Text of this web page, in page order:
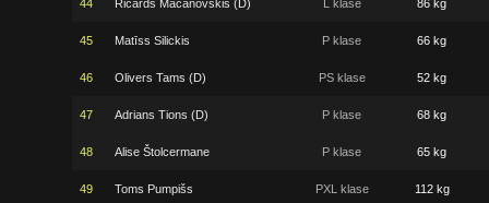
44 Ričards Mačanovskis (D) L klase 86 kg
45 Matīss Silickis P klase 66 kg
46 Olivers Tams (D) PS klase 52 kg
47 Adrians Tions (D) P klase 68 kg
48 Alise Štolcermane P klase 65 kg
49 Toms Pumpišs PXL klase 112 kg